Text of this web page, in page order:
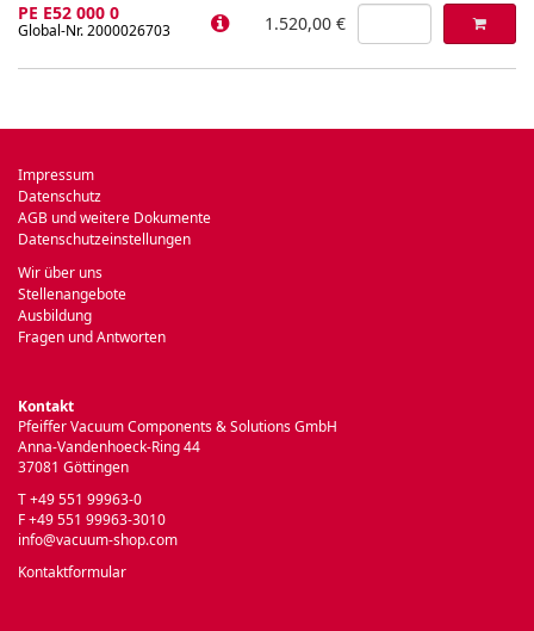
PE E52 000 0
Global-Nr. 2000026703 1.520,00 €
Impressum
Datenschutz
AGB und weitere Dokumente
Datenschutzeinstellungen
Wir über uns
Stellenangebote
Ausbildung
Fragen und Antworten
Kontakt
Pfeiffer Vacuum Components & Solutions GmbH
Anna-Vandenhoeck-Ring 44
37081 Göttingen
T +49 551 99963-0
F +49 551 99963-3010
info@vacuum-shop.com
Kontaktformular